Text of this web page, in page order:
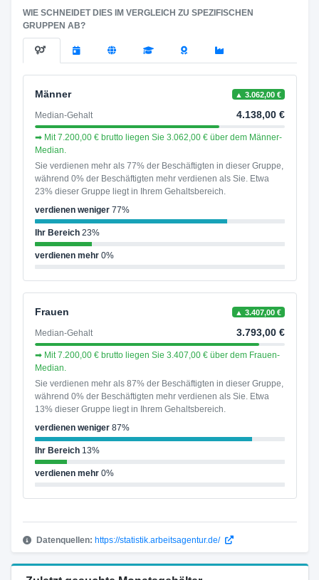
WIE SCHNEIDET DIES IM VERGLEICH ZU SPEZIFISCHEN
GRUPPEN AB?
Männer ▲ 3.062,00 €
Median-Gehalt 4.138,00 €
➡ Mit 7.200,00 € brutto liegen Sie 3.062,00 € über dem Männer-
Median.
Sie verdienen mehr als 77% der Beschäftigten in dieser Gruppe,
während 0% der Beschäftigten mehr verdienen als Sie. Etwa
23% dieser Gruppe liegt in Ihrem Gehaltsbereich.
verdienen weniger77%
Ihr Bereich23%
verdienen mehr0%
Frauen ▲ 3.407,00 €
Median-Gehalt 3.793,00 €
➡ Mit 7.200,00 € brutto liegen Sie 3.407,00 € über dem Frauen-
Median.
Sie verdienen mehr als 87% der Beschäftigten in dieser Gruppe,
während 0% der Beschäftigten mehr verdienen als Sie. Etwa
13% dieser Gruppe liegt in Ihrem Gehaltsbereich.
verdienen weniger87%
Ihr Bereich13%
verdienen mehr0%
Datenquellen: https://statistik.arbeitsagentur.de/